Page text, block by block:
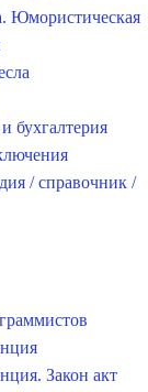
Юмористическая
бухгалтерия
/ справочник /
Закон акт